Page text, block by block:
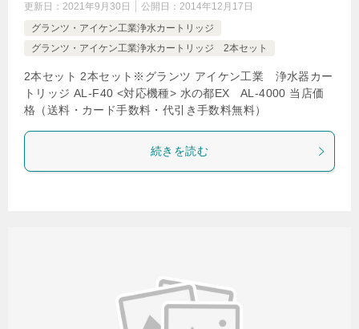
更新日： 2021年9月30日 公開日： 2014年12月17日
グランツ・アイケン工業浄水カートリッジ
グランツ・アイケン工業浄水カートリッジ 2本セット
2本セット 2本セット※グランツ アイケン工業 浄水器カー
トリッジ AL-F40 <対応機種> 水の都EX AL-4000 当店価
格（送料・カード手数料・代引き手数料無料）
続きを読む